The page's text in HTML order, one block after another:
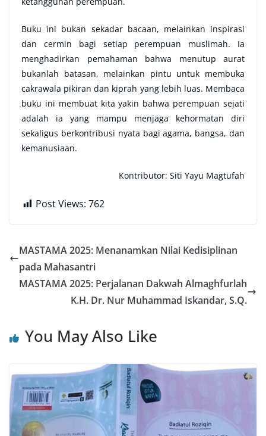
Buku ini bukan sekadar bacaan, melainkan inspirasi
dan cermin bagi setiap perempuan muslimah. Ia
menghadirkan pemahaman bahwa menutup aurat
bukanlah batasan, melainkan pintu untuk membuka
cakrawala pikiran dan kiprah yang lebih luas. Membaca
buku ini membuat kita yakin bahwa perempuan sejati
adalah ia yang mampu menjaga kehormatan diri
sekaligus berkontribusi nyata bagi agama, bangsa, dan
kemanusiaan.
Kontributor: Siti Yayu Magtufah
Post Views: 762
MASTAMA 2025: Menanamkan Nilai Kedisiplinan
pada Mahasantri
MASTAMA 2025: Perjalanan Dakwah Almaghfurlah
K.H. Dr. Nur Muhammad Iskandar, S.Q.
You May Also Like